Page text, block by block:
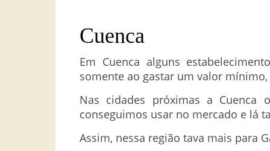
Cuenca
Em Cuenca alguns
somente ao gastar um valor
Nas cidades próximas a
conseguimos usar no mercado e lá
Assim, nessa região tava mais para